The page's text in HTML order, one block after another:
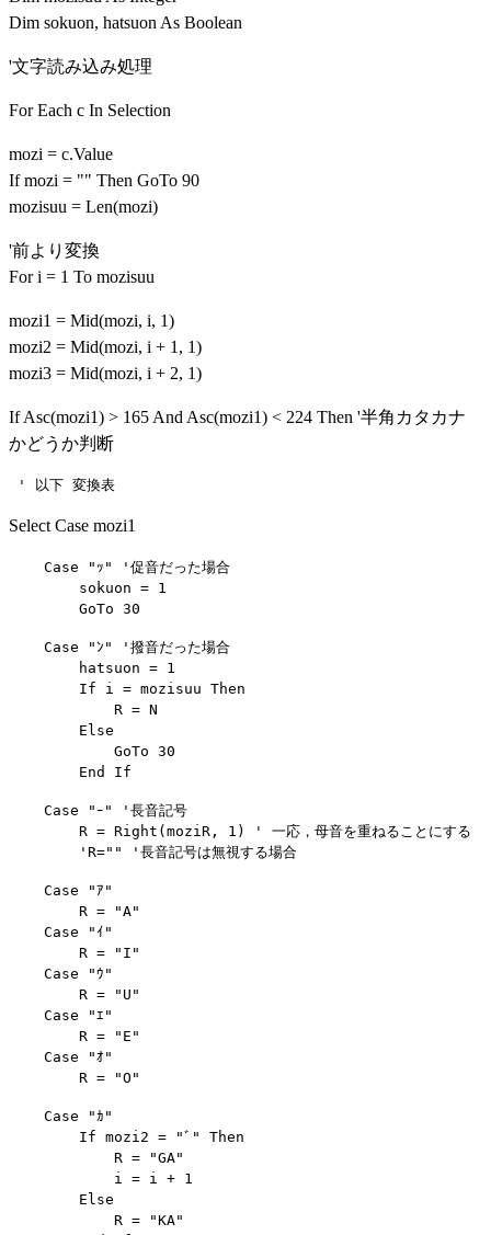
Dim sokuon, hatsuon As Boolean
'文字読み込み処理
For Each c In Selection
mozi = c.Value
If mozi = "" Then GoTo 90
mozisuu = Len(mozi)
'前より変換
For i = 1 To mozisuu
mozi1 = Mid(mozi, i, 1)
mozi2 = Mid(mozi, i + 1, 1)
mozi3 = Mid(mozi, i + 2, 1)
If Asc(mozi1) > 165 And Asc(mozi1) < 224 Then '半角カタカナ
かどうか判断
Select Case mozi1
    Case "ｯ" '促音だった場合
        sokuon = 1
    Case "ﾝ" '撥音だった場合
        hatsuon = 1
        If i = mozisuu Then
            R = N
        Else
            GoTo 30
    Case "ｰ" '長音記号
        R = Right(moziR, 1) ' 一応，母音を重ねることにする
    Case "ｱ"
        R = "A"
    Case "ｲ"
        R = "I"
    Case "ｳ"
        R = "U"
    Case "ｴ"
        R = "E"
    Case "ｵ"
    Case "ｶ"
        If mozi2 = "ﾞ" Then
            R = "GA"
            i = i + 1
        Else
            R = "KA"